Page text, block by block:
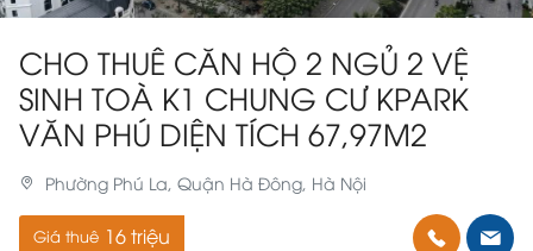
CHO THUÊ CĂN HỘ 2 NGỦ 2 VỆ
SINH TOÀ K1 CHUNG CƯ KPARK
VĂN PHÚ DIỆN TÍCH 67,97M2
Phường Phú La, Quận Hà Đông, Hà Nội
Giá thuê 16 triệu